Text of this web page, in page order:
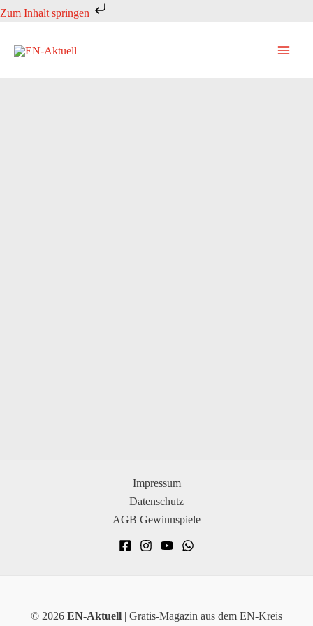
Zum Inhalt springen
Zum
springen
Impressum
Datenschutz
AGB Gewinnspiele
© 2026 EN-Aktuell | Gratis-Magazin aus dem EN-Kreis